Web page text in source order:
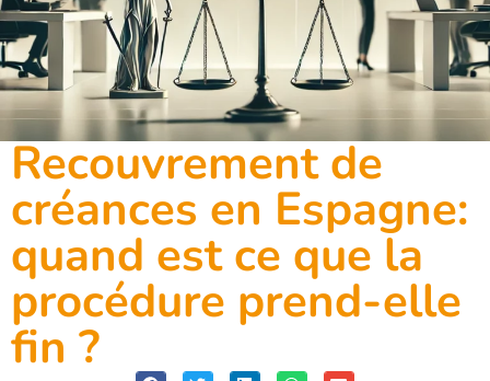
Recouvrement de
créances en Espagne:
quand est ce que la
procédure prend-elle
fin ?